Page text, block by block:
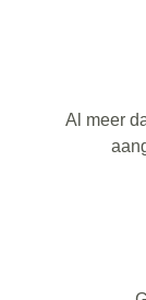
Al meer